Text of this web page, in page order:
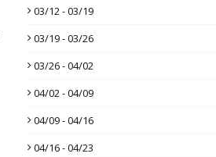
03/12 - 03/19
03/19 - 03/26
03/26 - 04/02
04/02 - 04/09
04/09 - 04/16
04/16 - 04/23